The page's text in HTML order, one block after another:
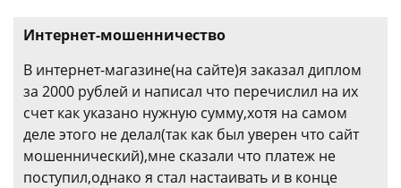
Интернет-мошенничество
В интернет-магазине(на сайте)я заказал диплом
за 2000 рублей и написал что перечислил на их
счет как указано нужную сумму,хотя на самом
деле этого не делал(так как был уверен что сайт
мошеннический),мне сказали что платеж не
поступил,однако я стал настаивать и в конце